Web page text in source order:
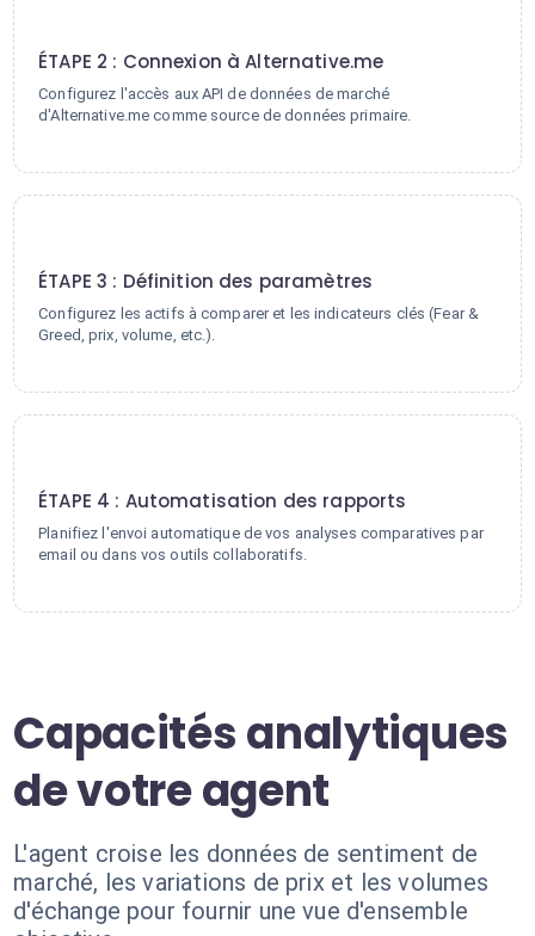
ÉTAPE 2 : Connexion à Alternative.me
Configurez l'accès aux API de données de marché
d'Alternative.me comme source de données primaire.
ÉTAPE 3 : Définition des paramètres
Configurez les actifs à comparer et les indicateurs clés (Fear &
Greed, prix, volume, etc.).
ÉTAPE 4 : Automatisation des rapports
Planifiez l'envoi automatique de vos analyses comparatives par
email ou dans vos outils collaboratifs.
Capacités analytiques
de votre agent
L'agent croise les données de sentiment de
marché, les variations de prix et les volumes
d'échange pour fournir une vue d'ensemble